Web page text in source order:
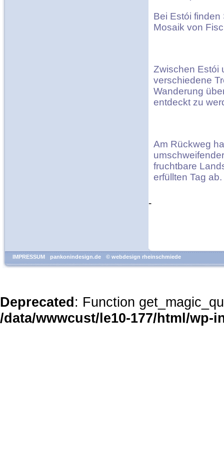
Bei Estói
Mosaik von
Zwischen Estói
verschiedene
Wanderung
entdeckt zu
Am Rückweg
fruchtbare
erfüllten Tag ab.
-
IMPRESSUM pankonindesign.de © webdesign rheinschmiede
Deprecated: Function
/data/wwwcust/le10-177/html/